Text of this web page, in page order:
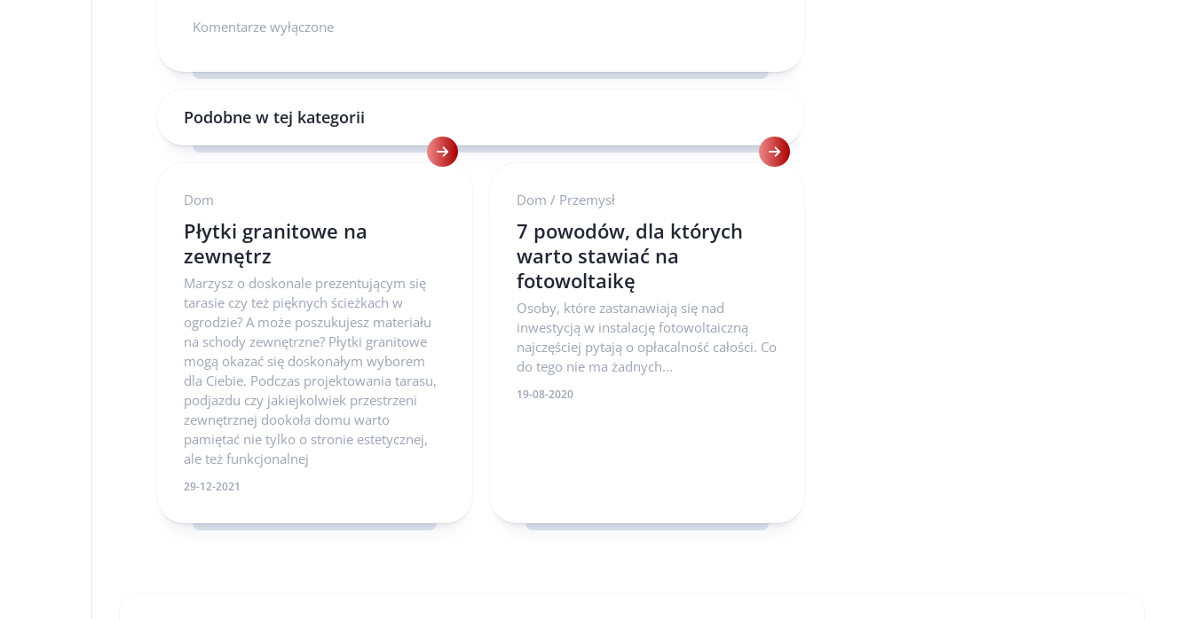
Komentarze wyłączone
Podobne w tej kategorii
Dom
Płytki granitowe na
zewnętrz
Marzysz o doskonale prezentującym się
tarasie czy też pięknych ścieżkach w
ogrodzie? A może poszukujesz materiału
na schody zewnętrzne? Płytki granitowe
mogą okazać się doskonałym wyborem
dla Ciebie. Podczas projektowania tarasu,
podjazdu czy jakiejkolwiek przestrzeni
zewnętrznej dookoła domu warto
pamiętać nie tylko o stronie estetycznej,
ale też funkcjonalnej
29-12-2021
Dom / Przemysł
7 powodów, dla których
warto stawiać na
fotowoltaikę
Osoby, które zastanawiają się nad
inwestycją w instalację fotowoltaiczną
najczęściej pytają o opłacalność całości. Co
do tego nie ma żadnych...
19-08-2020